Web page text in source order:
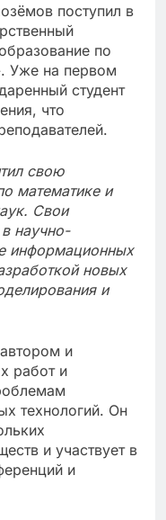
поступил в
по
Уже на первом
студент
что
свою
математике и
Свои
научно-
информационных
новых
и
и
работ и
технологий. Он
и участвует в
и